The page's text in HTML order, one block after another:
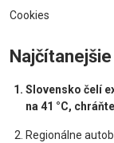
Cookies
Najčítanejšie
Slovensko čelí
na 41 °C,
Regionálne